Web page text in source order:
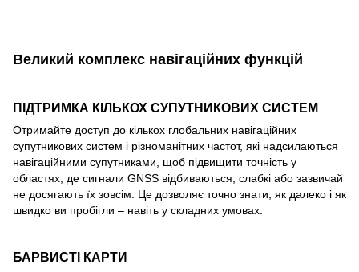
Великий комплекс навігаційних функцій
ПІДТРИМКА КІЛЬКОХ СУПУТНИКОВИХ СИСТЕМ
Отримайте доступ до кількох глобальних навігаційних
супутникових систем і різноманітних частот, які надсилаються
навігаційними супутниками, щоб підвищити точність у
областях, де сигнали GNSS відбиваються, слабкі або зазвичай
не досягають їх зовсім. Це дозволяє точно знати, як далеко і як
швидко ви пробігли – навіть у складних умовах.
БАРВИСТІ КАРТИ